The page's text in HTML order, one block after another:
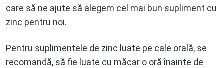
care să ne ajute să alegem cel mai bun supliment cu
zinc pentru noi.
Pentru suplimentele de zinc luate pe cale orală, se
recomandă, să fie luate cu măcar o oră înainte de